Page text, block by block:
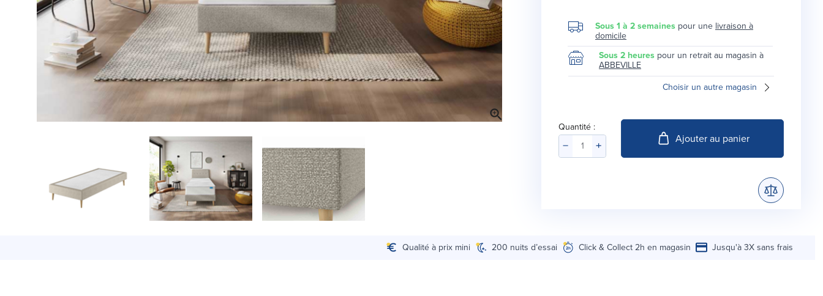
Sous 1 à 2 semaines pour unelivraison à
domicile
Sous 2 heures pour un retrait au magasin à
ABBEVILLE
Choisir un autre magasin
Quantité :
Ajouter au panier
Qualité à prix mini 200 nuits d’essai Click & Collect 2h en magasin Jusqu'à 3X sans frais